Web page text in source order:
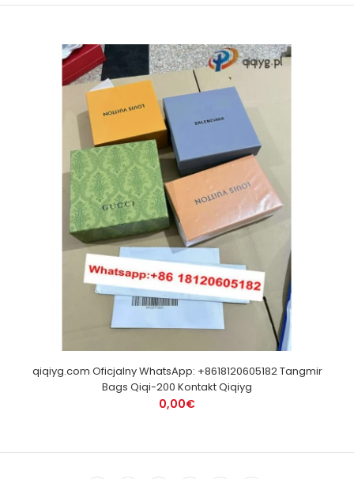
qiqiyg.com Oficjalny WhatsApp: +8618120605182 Tangmir
Bags Qiqi-200 Kontakt Qiqiyg
0,00€